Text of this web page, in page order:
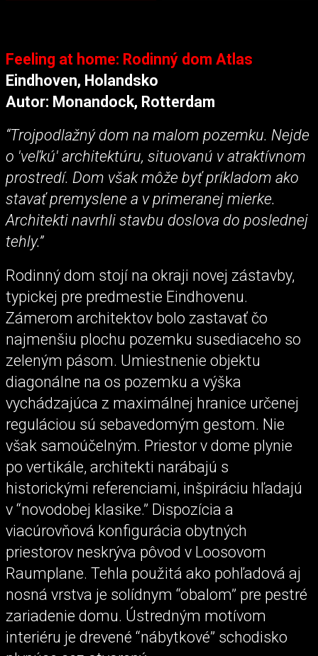
Feeling at home: Rodinný dom Atlas
Eindhoven, Holandsko
Autor: Monandock, Rotterdam
“Trojpodlažný dom na malom pozemku. Nejde
o 'veľkú' architektúru, situovanú v atraktívnom
prostredí. Dom však môže byť príkladom ako
stavať premyslene a v primeranej mierke.
Architekti navrhli stavbu doslova do poslednej
tehly.”
Rodinný dom stojí na okraji novej zástavby,
typickej pre predmestie Eindhovenu.
Zámerom architektov bolo zastavať čo
najmenšiu plochu pozemku susediaceho so
zeleným pásom. Umiestnenie objektu
diagonálne na os pozemku a výška
vychádzajúca z maximálnej hranice určenej
reguláciou sú sebavedomým gestom. Nie
však samoúčelným. Priestor v dome plynie
po vertikále, architekti narábajú s
historickými referenciami, inšpiráciu hľadajú
v “novodobej klasike.” Dispozícia a
viacúrovňová konfigurácia obytných
priestorov neskrýva pôvod v Loosovom
Raumplane. Tehla použitá ako pohľadová aj
nosná vrstva je solídnym “obalom” pre pestré
zariadenie domu. Ústredným motívom
interiéru je drevené “nábytkové” schodisko